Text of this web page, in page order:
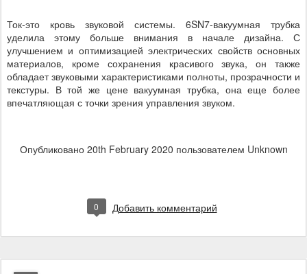
Ток-это кровь звуковой системы. 6SN7-вакуумная трубка
уделила этому больше внимания в начале дизайна. С
улучшением и оптимизацией электрических свойств основных
материалов, кроме сохранения красивого звука, он также
обладает звуковыми характеристиками полноты, прозрачности и
текстуры. В той же цене вакуумная трубка, она еще более
впечатляющая с точки зрения управления звуком.
Опубликовано 20th February 2020 пользователем Unknown
0 Добавить комментарий